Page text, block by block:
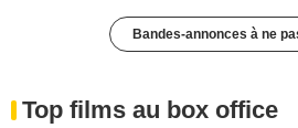
Bandes-annonces à ne
Top films au box office